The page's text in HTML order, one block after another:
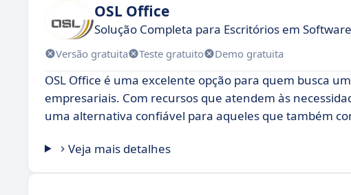
OSL Office
Solução Completa para Escritórios em
Versão gratuita Teste gratuito Demo gratuita
OSL Office é uma excelente opção para quem busca
empresariais. Com recursos que atendem às
uma alternativa confiável para aqueles que também
Veja mais detalhes